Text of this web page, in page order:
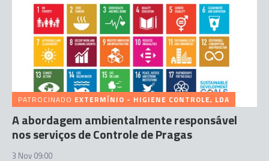
PATROCINADO EXTERMÍNIO - HIGIENE CONTROLE, LDA
A abordagem ambientalmente responsável
nos serviços de Controle de Pragas
3 Nov 09:00